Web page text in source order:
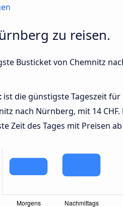
zu reisen.
Busticket von Chemnitz
ist die günstigste Tageszeit für
nach Nürnberg, mit 14 CHF.
Zeit des Tages mit Preisen ab